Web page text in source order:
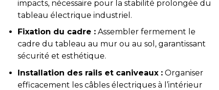
impacts, nécessaire pour la stabilité prolongée du
tableau électrique industriel.
Fixation du cadre :Assembler fermement le
cadre du tableau au mur ou au sol, garantissant
sécurité et esthétique.
Installation des rails et caniveaux :Organiser
efficacement les câbles électriques à l’intérieur